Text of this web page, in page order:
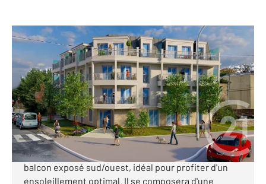
STE GENEVIEVE DES BOIS 91
, 2 pièces
Ref : 24317
Appartement F2 à vendre
200 000 €
Découvrez ce superbe appartement 2 pièces situé
au 1er étage d'une future résidence intimiste, avec
balcon exposé sud/ouest, idéal pour profiter d'un
ensoleillement optimal. Il se composera d'une